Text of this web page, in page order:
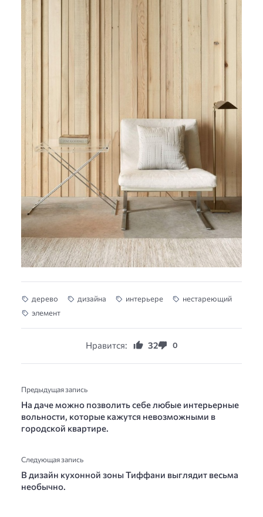
дерево дизайна интерьере
нестареющий
элемент
Нравится: 32 0
Предыдущая запись
На даче можно позволить себе любые интерьерные
вольности, которые кажутся невозможными в
городской квартире.
Следующая запись
В дизайн кухонной зоны Тиффани выглядит весьма
необычно.